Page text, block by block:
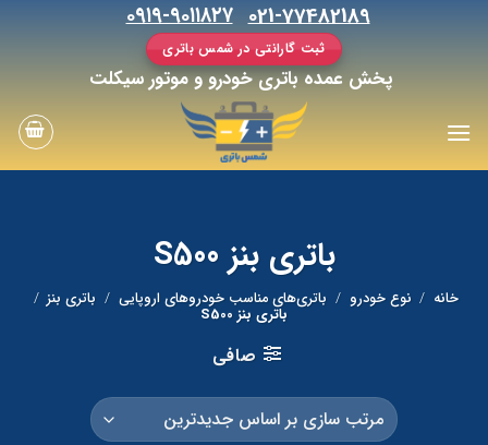
021-77482189 ۰۹۱۹-۹۰۱۱۸۲۷
ثبت گارانتی در شمس باتری
پخش عمده باتری خودرو و موتور سیکلت
باتری بنز S500
خانه / نوع خودرو / باتری‌های مناسب خودروهای اروپایی / باتری بنز /
باتری بنز S500
صافی